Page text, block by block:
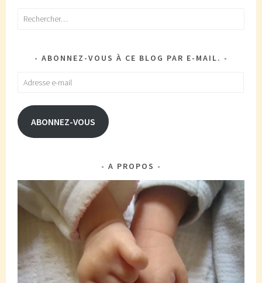
Rechercher :
ABONNEZ-VOUS À CE BLOG PAR E-MAIL.
Adresse
mail
ABONNEZ-VOUS
A PROPOS